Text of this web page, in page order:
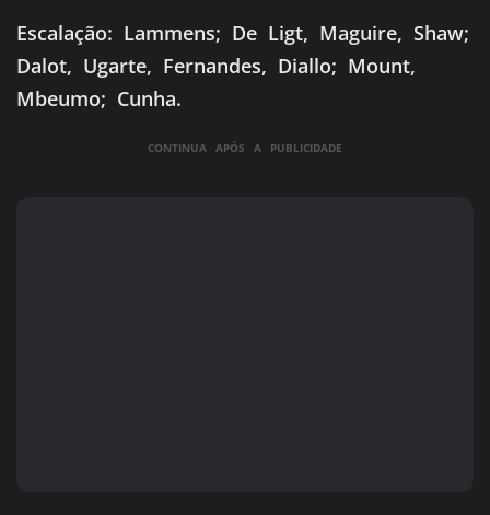
Escalação: Lammens; De Ligt, Maguire, Shaw;
Dalot, Ugarte, Fernandes, Diallo; Mount,
Mbeumo; Cunha.
CONTINUA APÓS A PUBLICIDADE